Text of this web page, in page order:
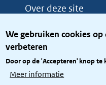
We gebruiken cookies
verbeteren
Door op de 'Accepteren' knop
Meer informatie
Over deze site
Privacy
Toegang site
Toegankelijkheid